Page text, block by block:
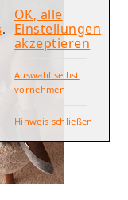
.
OK, alle
Einstellungen
akzeptieren
Auswahl selbst
vornehmen
Hinweis schließen